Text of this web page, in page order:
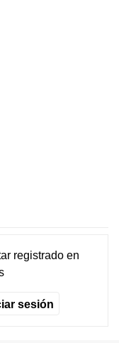
registradoen
sesión